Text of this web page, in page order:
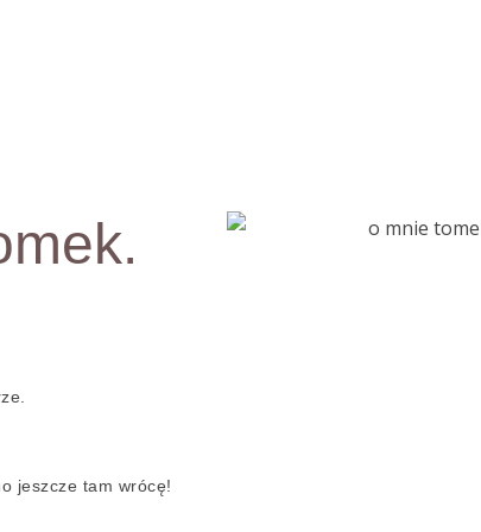
jeszcze tam wrócę!